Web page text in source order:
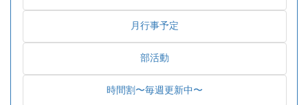
月行事予定
部活動
時間割〜毎週更新中〜